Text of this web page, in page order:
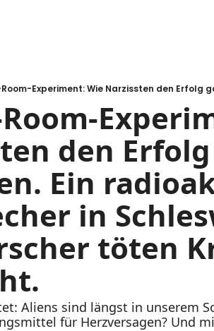
Room-
den
Ein
in
töten
Aliens sind längst in unserem
für Herzversagen? Und